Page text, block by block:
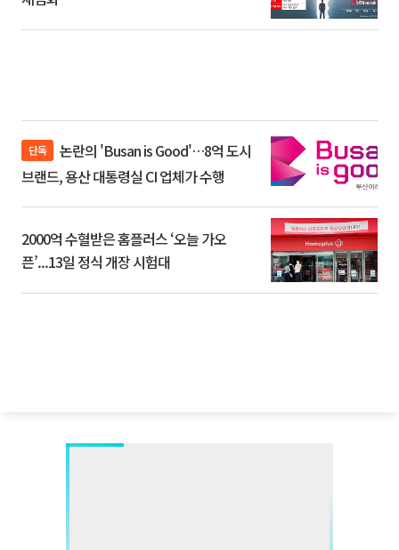
단독
브랜드, 용산 대통령실 CI 업체가 수행
2000억 수혈받은 홈플러스 ‘오늘 가오
픈’...13일 정식 개장 시험대